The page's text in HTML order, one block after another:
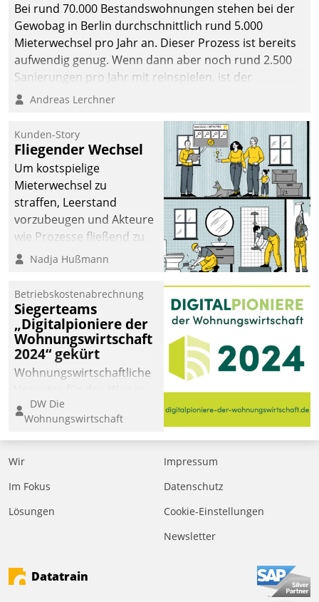
Bei rund 70.000 Bestandswohnungen stehen bei der
Gewobag in Berlin durchschnittlich rund 5.000
Mieterwechsel pro Jahr an. Dieser Prozess ist bereits
aufwendig genug. Wenn dann aber noch rund 2.500
Sanierungen pro Jahr mit reinspielen, ist der
Betreuungs- und Organisationsaufwand immens. Im
kommunale Wohnungsbauunternehmen daher
gemeinsam mit der Berliner Datatrain GmbH den
Teilprozess der Objektsanierung digitalisiert.
Andreas Lerchner
Kunden-Story
Fliegender Wechsel
Um kostspielige
Mieterwechsel zu
straffen, Leerstand
vorzubeugen und Akteure
wie Prozesse fließend zu
vernetzen, nutzt die
Jahresbeginn eine
Überblick, Einsicht und
Eingriff bietende Lösung.
Zur Entwicklung setzte
man auf
Cloudtechnologie,
Partner sowie erstmals
agile Projektmethoden.
Nadja Hußmann
Betriebskostenabrechnung
Siegerteams
„Digitalpioniere der
Wohnungswirtschaft
2024“ gekürt
Wohnungswirtschaftliche
eine digitale Zukunft zu
finden, ist das Ziel des
Awards „Digitalpioniere
der
Bewerben können sich
dafür ein Team
DW Die
Wohnungswirtschaft
Wir
Im Fokus
Lösungen
Impressum
Datenschutz
Cookie-Einstellungen
Newsletter
Datatrain